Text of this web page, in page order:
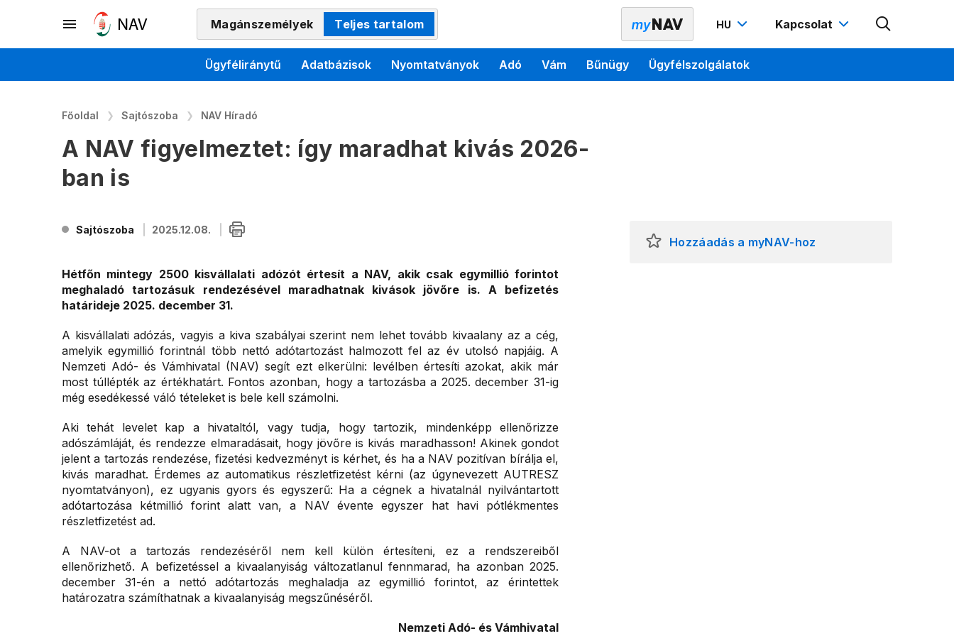
Magánszemélyek Teljes tartalom HU Kapcsolat
Ügyféliránytű Adatbázisok Nyomtatványok Adó Vám Bűnügy Ügyfélszolgálatok
Főoldal Sajtószoba NAV Híradó
A NAV figyelmeztet: így maradhat kivás 2026-
ban is
Sajtószoba 2025.12.08.
Hétfőn mintegy 2500 kisvállalati adózót értesít a NAV, akik csak egymillió forintot
meghaladó tartozásuk rendezésével maradhatnak kivások jövőre is. A befizetés
határideje 2025. december 31.
A kisvállalati adózás, vagyis a kiva szabályai szerint nem lehet tovább kivaalany az a cég,
amelyik egymillió forintnál több nettó adótartozást halmozott fel az év utolsó napjáig. A
Nemzeti Adó- és Vámhivatal (NAV) segít ezt elkerülni: levélben értesíti azokat, akik már
most túllépték az értékhatárt. Fontos azonban, hogy a tartozásba a 2025. december 31-ig
még esedékessé váló tételeket is bele kell számolni.
Aki tehát levelet kap a hivataltól, vagy tudja, hogy tartozik, mindenképp ellenőrizze
adószámláját, és rendezze elmaradásait, hogy jövőre is kivás maradhasson! Akinek gondot
jelent a tartozás rendezése, fizetési kedvezményt is kérhet, és ha a NAV pozitívan bírálja el,
kivás maradhat. Érdemes az automatikus részletfizetést kérni (az úgynevezett AUTRESZ
nyomtatványon), ez ugyanis gyors és egyszerű: Ha a cégnek a hivatalnál nyilvántartott
adótartozása kétmillió forint alatt van, a NAV évente egyszer hat havi pótlékmentes
részletfizetést ad.
A NAV-ot a tartozás rendezéséről nem kell külön értesíteni, ez a rendszereiből
ellenőrizhető. A befizetéssel a kivaalanyiság változatlanul fennmarad, ha azonban 2025.
december 31-én a nettó adótartozás meghaladja az egymillió forintot, az érintettek
határozatra számíthatnak a kivaalanyiság megszűnéséről.
Nemzeti Adó- és Vámhivatal
Hozzáadás a myNAV-hoz